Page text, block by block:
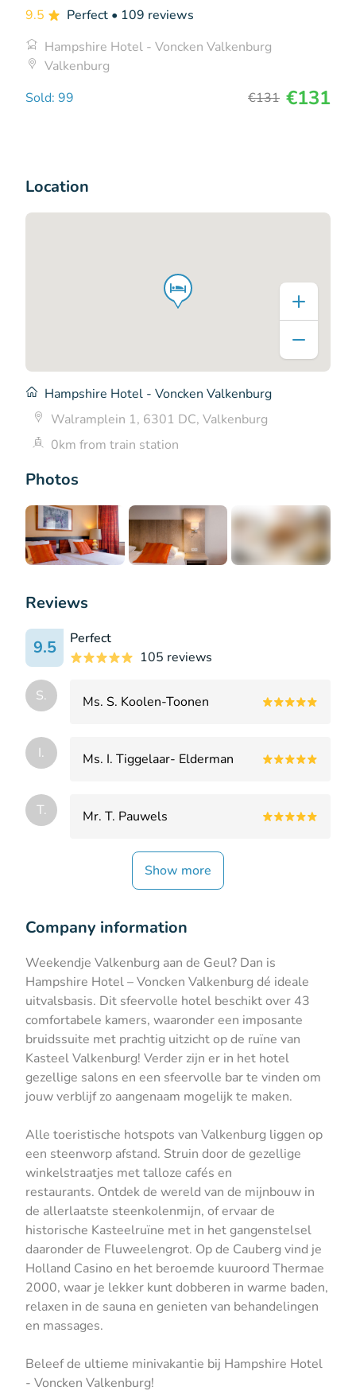
9.5 Perfect • 109 reviews
Hampshire Hotel - Voncken Valkenburg
Valkenburg
Sold: 99
€131 €131
Photos
Reviews
9.5
Perfect
105 reviews
S. Ms. S. Koolen-Toonen
I. Ms. I. Tiggelaar- Elderman
T. Mr. T. Pauwels
Show more
Location
Hampshire Hotel - Voncken Valkenburg
Walramplein 1, 6301 DC, Valkenburg
0km from train station
Company information
Weekendje Valkenburg aan de Geul? Dan is
Hampshire Hotel – Voncken Valkenburg dé ideale
uitvalsbasis. Dit sfeervolle hotel beschikt over 43
comfortabele kamers, waaronder een imposante
bruidssuite met prachtig uitzicht op de ruïne van
Kasteel Valkenburg! Verder zijn er in het hotel
gezellige salons en een sfeervolle bar te vinden om
jouw verblijf zo aangenaam mogelijk te maken.
Alle toeristische hotspots van Valkenburg liggen op
een steenworp afstand. Struin door de gezellige
winkelstraatjes met talloze cafés en
restaurants. Ontdek de wereld van de mijnbouw in
de allerlaatste steenkolenmijn, of ervaar de
historische Kasteelruïne met in het gangenstelsel
daaronder de Fluweelengrot. Op de Cauberg vind je
Holland Casino en het beroemde kuuroord Thermae
2000, waar je lekker kunt dobberen in warme baden,
relaxen in de sauna en genieten van behandelingen
en massages.
Beleef de ultieme minivakantie bij Hampshire Hotel
- Voncken Valkenburg!